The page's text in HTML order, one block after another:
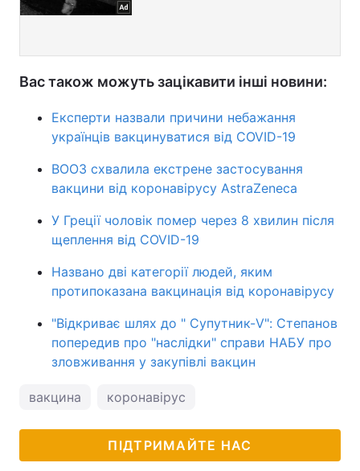
Вас також можуть зацікавити інші новини:
Експерти назвали причини небажання
українців вакцинуватися від COVID-19
ВООЗ схвалила екстрене застосування
вакцини від коронавірусу AstraZeneca
У Греції чоловік помер через 8 хвилин після
щеплення від COVID-19
Названо дві категорії людей, яким
протипоказана вакцинація від коронавірусу
"Відкриває шлях до " Супутник-V": Степанов
попередив про "наслідки" справи НАБУ про
зловживання у закупівлі вакцин
вакцина коронавірус
ПІДТРИМАЙТЕ НАС